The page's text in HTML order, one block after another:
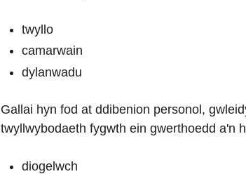
twyllo
camarwain
dylanwadu
Gallai hyn fod at ddibenion personol,
twyllwybodaeth fygwth ein gwerthoedd a'n
diogelwch